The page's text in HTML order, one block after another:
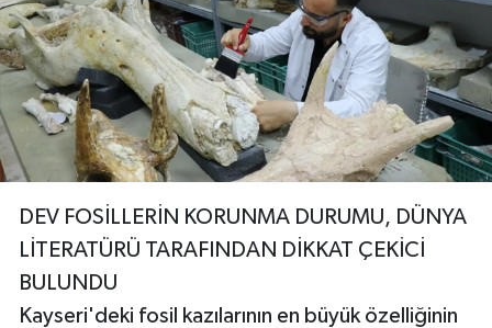
DEV FOSİLLERİN KORUNMA DURUMU, DÜNYA
LİTERATÜRÜ TARAFINDAN DİKKAT ÇEKİCİ
BULUNDU
Kayseri'deki fosil kazılarının en büyük özelliğinin